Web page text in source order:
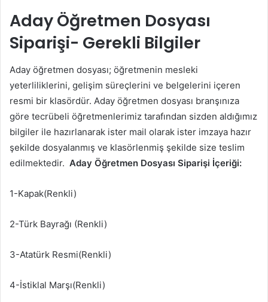
Aday Öğretmen Dosyası
Siparişi- Gerekli Bilgiler
Aday öğretmen dosyası; öğretmenin mesleki
yeterliliklerini, gelişim süreçlerini ve belgelerini içeren
resmi bir klasördür. Aday öğretmen dosyası branşınıza
göre tecrübeli öğretmenlerimiz tarafından sizden aldığımız
bilgiler ile hazırlanarak ister mail olarak ister imzaya hazır
şekilde dosyalanmış ve klasörlenmiş şekilde size teslim
edilmektedir. Aday Öğretmen Dosyası Siparişi İçeriği:
1-Kapak(Renkli)
2-Türk Bayrağı (Renkli)
3-Atatürk Resmi(Renkli)
4-İstiklal Marşı(Renkli)